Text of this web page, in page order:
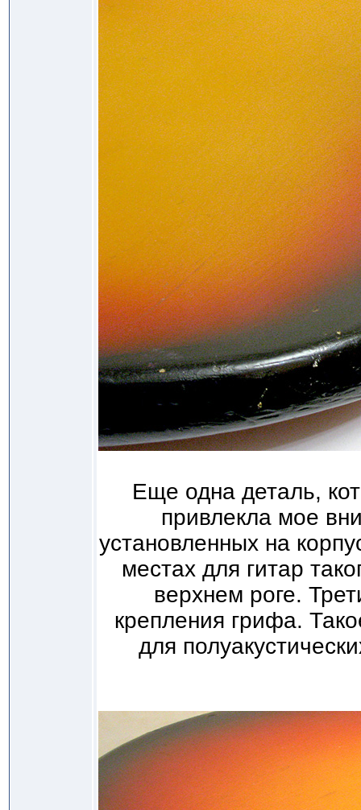
Еще одна деталь,
привлекла мое
установленных на
местах для гитар
верхнем роге.
крепления грифа.
для